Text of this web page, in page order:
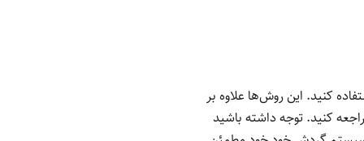
کنید. این روش‌ها علاوه بر
کنید. توجه داشته باشید